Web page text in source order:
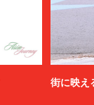
街に映え